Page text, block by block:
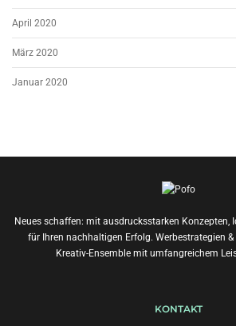
April 2020
März 2020
Januar 2020
Neues schaffen: mit ausdrucksstarken Konzepten,
für Ihren nachhaltigen Erfolg. Werbestrategien
Kreativ-Ensemble mit umfangreichem
KONTAKT